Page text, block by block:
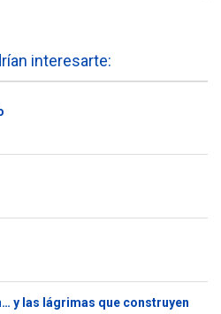
interesarte:
y las lágrimas que construyen